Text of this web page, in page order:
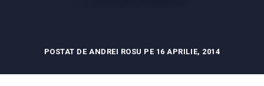
POSTAT DE ANDREI ROSU PE 16 APRILIE, 2014